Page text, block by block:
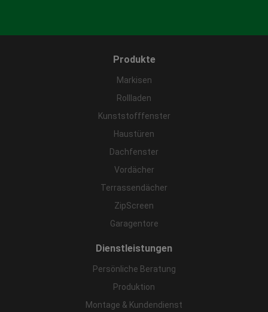
Produkte
Markisen
Rollladen
Kunststofffenster
Haustüren
Dachfenster
Vordächer
Terrassendächer
ZipScreen
Garagentore
Dienstleistungen
Persönliche Beratung
Produktion
Montage & Kundendienst